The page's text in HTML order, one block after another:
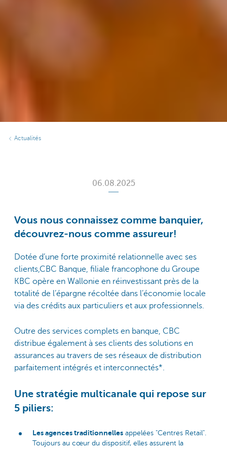
Actualités
06.08.2025
Vous nous connaissez comme banquier,
découvrez-nous comme assureur!
Dotée d’une forte proximité relationnelle avec ses
clients,CBC Banque, filiale francophone du Groupe
KBC opère en Wallonie en réinvestissant près de la
totalité de l’épargne récoltée dans l’économie locale
via des crédits aux particuliers et aux professionnels.
Outre des services complets en banque, CBC
distribue également à ses clients des solutions en
assurances au travers de ses réseaux de distribution
parfaitement intégrés et interconnectés*.
Une stratégie multicanale qui repose sur
5 piliers:
Les agences traditionnelles appelées "Centres Retail".
Toujours au cœur du dispositif, elles assurent la